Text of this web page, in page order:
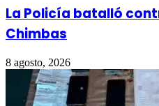
La Policía batalló
Chimbas
8 agosto, 2026